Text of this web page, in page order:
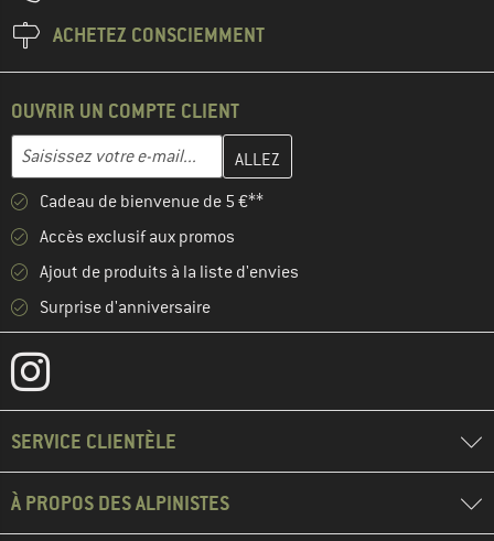
ACHETEZ CONSCIEMMENT
OUVRIR UN COMPTE CLIENT
Adresse e-mail
Entrez votre adresse e-mail ici et créez votre compte client à la
Cadeau de bienvenue de 5 €**
Accès exclusif aux promos
Ajout de produits à la liste d'envies
Surprise d'anniversaire
SERVICE CLIENTÈLE
À PROPOS DES ALPINISTES